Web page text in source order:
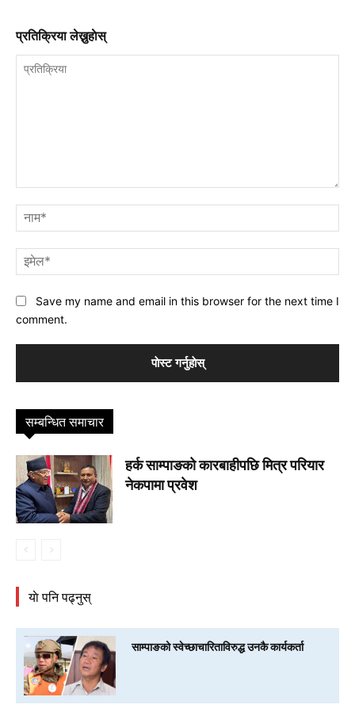
प्रतिक्रिया लेख्नुहाेस्
Save my name and email in this browser for the next time I
comment.
सम्बन्धित समाचार
हर्क साम्पाङको कारबाहीपछि मित्र परियार
नेकपामा प्रवेश
याे पनि पढ्नुस्
साम्पाङको स्वेच्छाचारिताविरुद्ध उनकै कार्यकर्ता